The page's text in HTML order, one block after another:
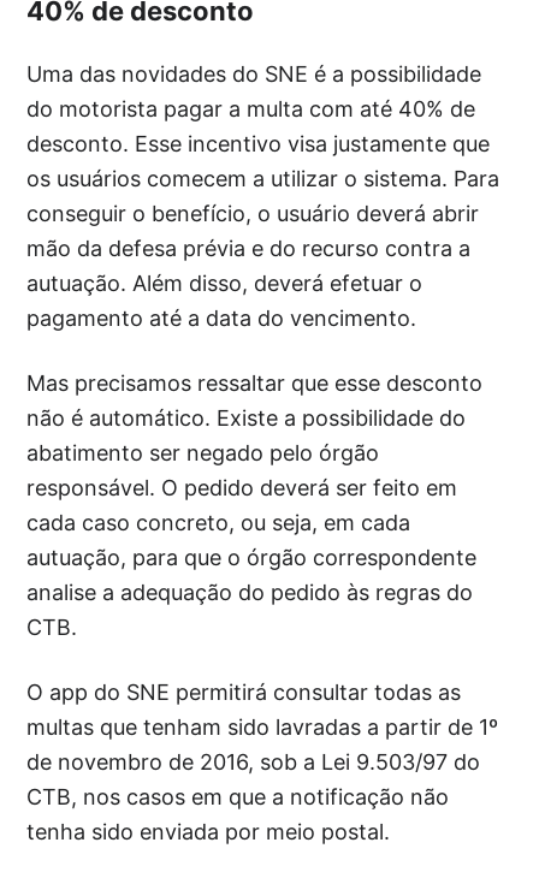
40% de desconto
Uma das novidades do SNE é a possibilidade
do motorista pagar a multa com até 40% de
desconto. Esse incentivo visa justamente que
os usuários comecem a utilizar o sistema. Para
conseguir o benefício, o usuário deverá abrir
mão da defesa prévia e do recurso contra a
autuação. Além disso, deverá efetuar o
pagamento até a data do vencimento.
Mas precisamos ressaltar que esse desconto
não é automático. Existe a possibilidade do
abatimento ser negado pelo órgão
responsável. O pedido deverá ser feito em
cada caso concreto, ou seja, em cada
autuação, para que o órgão correspondente
analise a adequação do pedido às regras do
CTB.
O app do SNE permitirá consultar todas as
multas que tenham sido lavradas a partir de 1º
de novembro de 2016, sob a Lei 9.503/97 do
CTB, nos casos em que a notificação não
tenha sido enviada por meio postal.